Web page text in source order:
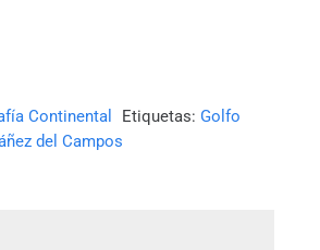
Continental Etiquetas: Golfo
del Campos